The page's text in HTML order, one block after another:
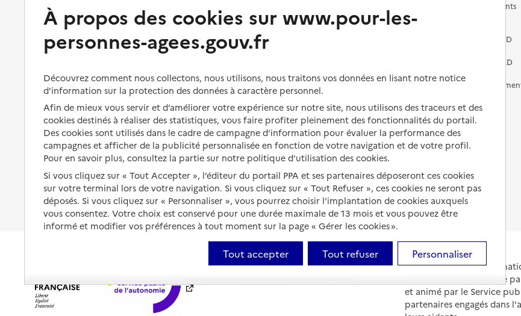
Perte d'autonomie : évaluation
et droits
Aménager son logement et
s'équiper
santé
Organiser à l'avance sa propre
protection
Les mesures de protection
Les obligations de la famille
À qui s’adresser ?
Les politiques du grand âge
Aides financières
Solutions d'accueil temporaire
Partager son logement
Vivre à domicile avec une
maladie ou un handicap
Être hospitalisé
Fin de vie à domicile
Vivre dans une résidence avec
Vivre en accueil familial
Autres solutions de logement
Les différents établissements
Préparer l'entrée en EHPAD
Aides financières en EHPAD
Prévention,
Comprendre les prix en
Droits en EHPAD
Fin de vie en EHPAD
Portail national
et de leurs proches, créé
et animé par le Service
partenaires engagés dans
À propos des cookies sur www.pour-les-
personnes-agees.gouv.fr
Découvrez comment nous collectons, nous utilisons, nous traitons vos données en lisant notre notice
d’information sur la protection des données à caractère personnel.
Afin de mieux vous servir et d’améliorer votre expérience sur notre site, nous utilisons des traceurs et des
cookies destinés à réaliser des statistiques, vous faire profiter pleinement des fonctionnalités du portail.
Des cookies sont utilisés dans le cadre de campagne d’information pour évaluer la performance des
campagnes et afficher de la publicité personnalisée en fonction de votre navigation et de votre profil.
Pour en savoir plus, consultez la partie sur notre politique d'utilisation des cookies.
Si vous cliquez sur « Tout Accepter », l’éditeur du portail PPA et ses partenaires déposeront ces cookies
sur votre terminal lors de votre navigation. Si vous cliquez sur « Tout Refuser », ces cookies ne seront pas
déposés. Si vous cliquez sur « Personnaliser », vous pourrez choisir l’implantation de cookies auxquels
vous consentez. Votre choix est conservé pour une durée maximale de 13 mois et vous pouvez être
informé et modifier vos préférences à tout moment sur la page « Gérer les cookies ».
Tout accepter Tout refuser Personnaliser